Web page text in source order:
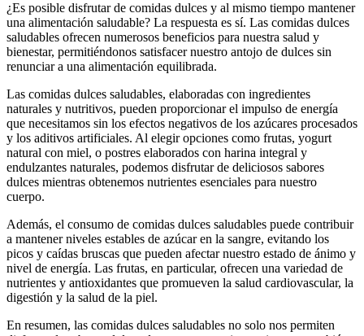
¿Es posible disfrutar de comidas dulces y al mismo tiempo mantener
una alimentación saludable? La respuesta es sí. Las comidas dulces
saludables ofrecen numerosos beneficios para nuestra salud y
bienestar, permitiéndonos satisfacer nuestro antojo de dulces sin
renunciar a una alimentación equilibrada.
Las comidas dulces saludables, elaboradas con ingredientes
naturales y nutritivos, pueden proporcionar el impulso de energía
que necesitamos sin los efectos negativos de los azúcares procesados
y los aditivos artificiales. Al elegir opciones como frutas, yogurt
natural con miel, o postres elaborados con harina integral y
endulzantes naturales, podemos disfrutar de deliciosos sabores
dulces mientras obtenemos nutrientes esenciales para nuestro
cuerpo.
Además, el consumo de comidas dulces saludables puede contribuir
a mantener niveles estables de azúcar en la sangre, evitando los
picos y caídas bruscas que pueden afectar nuestro estado de ánimo y
nivel de energía. Las frutas, en particular, ofrecen una variedad de
nutrientes y antioxidantes que promueven la salud cardiovascular, la
digestión y la salud de la piel.
En resumen, las comidas dulces saludables no solo nos permiten